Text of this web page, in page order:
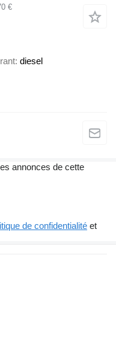
€
diesel
annonces de cette
de confidentialité et